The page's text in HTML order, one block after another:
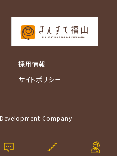
採用情報
サイトポリシー
Company